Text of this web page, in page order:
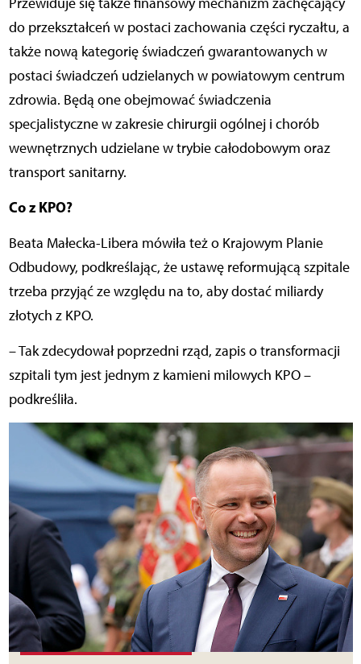
do przekształceń w postaci zachowania części ryczałtu, a
także nową kategorię świadczeń gwarantowanych w
postaci świadczeń udzielanych w powiatowym centrum
zdrowia. Będą one obejmować świadczenia
specjalistyczne w zakresie chirurgii ogólnej i chorób
wewnętrznych udzielane w trybie całodobowym oraz
transport sanitarny.
Co z KPO?
Beata Małecka-Libera mówiła też o Krajowym Planie
Odbudowy, podkreślając, że ustawę reformującą szpitale
trzeba przyjąć ze względu na to, aby dostać miliardy
złotych z KPO.
– Tak zdecydował poprzedni rząd, zapis o transformacji
szpitali tym jest jednym z kamieni milowych KPO –
podkreśliła.